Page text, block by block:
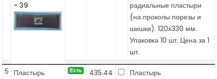
- 39
радиальные пластыри
(на проколы порезы и
шишки). 120х330 мм.
Упаковка 10 шт. Цена за 1
шт.
5 Пластырь
Есть 435.44
Пластырь